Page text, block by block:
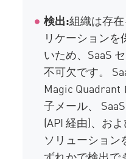
検出:組織は存
リケーション
いため、SaaS
不可欠です。
Magic Quadrant
子メール、
(API 経由)、お
ソリューション